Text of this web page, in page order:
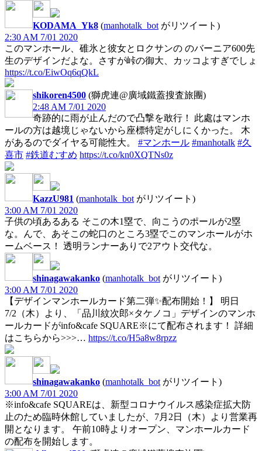
KODAMA_Yk8 (manhotalk_bot がリツイート)
2:30 AM 7/01 2020
このマンホール、碓氷と彼女とロクサンの のバーニア600先
生のデザインだよな。さすが峠の御大、カッコよすぎでしょ
https://t.co/EiwOq6qQkL
shikoren4500 (獅虎連@廣域鐵蓋搜査旅團)
2:48 AM 7/01 2020
奇跡的に雨が止んだので凸撃を敢行！ 此處はマンホ
ールの方は越境じゃないから座標特定がしにくかった。 木
があるのでダイヤる可能性大。 #マンホール #manhotalk #久
喜市 #鉄道むすめ https://t.co/kn0XQTNs0z
KazzU981 (manhotalk_bot がリツイート)
3:00 AM 7/01 2020
子供の頃あるある そこの木1塁で、向こうのポールが2塁
な。んで、あそこの蛇口のところ3塁でこのマンホールがホ
ームベース！ 透明ランナーありで2アウト交代な。
shinagawakanko (manhotalk_bot がリツイート)
3:00 AM 7/01 2020
【デザインマンホールカード第二弾✨配布開始！】 明日
7/2（木）より、「品川紋次郎×タケノコ」デザインのマンホ
ールカードがinfo&cafe SQUARE※にて配布されます！ 詳細
はこちらから>>>… https://t.co/H5a8w8rpzz
shinagawakanko (manhotalk_bot がリツイート)
3:00 AM 7/01 2020
※info&cafe SQUAREは、新型コロナウイルス感染症拡大防
止のため臨時休館していましたが、7月2日（木）より営業再
開となります。 午前10時よりオープン、マンホールカード
の配布を開始します。